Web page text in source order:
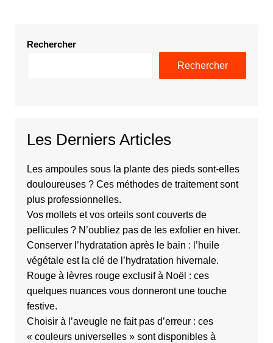
Rechercher
Rechercher
Les Derniers Articles
Les ampoules sous la plante des pieds sont-elles
douloureuses ? Ces méthodes de traitement sont
plus professionnelles.
Vos mollets et vos orteils sont couverts de
pellicules ? N’oubliez pas de les exfolier en hiver.
Conserver l’hydratation après le bain : l’huile
végétale est la clé de l’hydratation hivernale.
Rouge à lèvres rouge exclusif à Noël : ces
quelques nuances vous donneront une touche
festive.
Choisir à l’aveugle ne fait pas d’erreur : ces
« couleurs universelles » sont disponibles à